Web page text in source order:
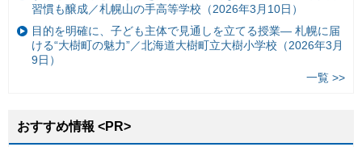
習慣も醸成／札幌山の手高等学校（2026年3月10日）
目的を明確に、子ども主体で見通しを立てる授業— 札幌に届
ける“大樹町の魅力”／北海道大樹町立大樹小学校（2026年3月
9日）
一覧 >>
おすすめ情報 <PR>